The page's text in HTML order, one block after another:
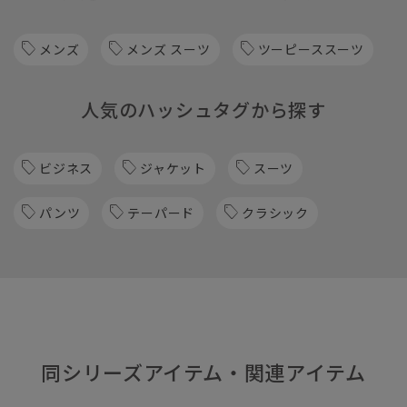
メンズ メンズ スーツ ツーピーススーツ
人気のハッシュタグから探す
ビジネス ジャケット スーツ
パンツ テーパード クラシック
同シリーズアイテム・関連アイテム